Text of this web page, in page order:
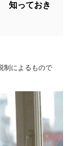
知っておき
制によるもので